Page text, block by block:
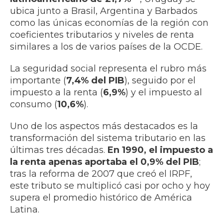
ubica junto a Brasil, Argentina y Barbados
como las únicas economías de la región con
coeficientes tributarios y niveles de renta
similares a los de varios países de la OCDE.
La seguridad social representa el rubro más
importante (7,4% del PIB), seguido por el
impuesto a la renta (6,9%) y el impuesto al
consumo (10,6%).
Uno de los aspectos más destacados es la
transformación del sistema tributario en las
últimas tres décadas. En 1990, el impuesto a
la renta apenas aportaba el 0,9% del PIB;
tras la reforma de 2007 que creó el IRPF,
este tributo se multiplicó casi por ocho y hoy
supera el promedio histórico de América
Latina.